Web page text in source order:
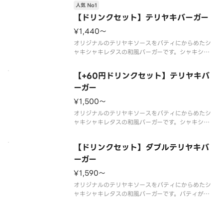
ます。※店舗によっては、期間内に販売を終了する
場合がございます。※食材の増減
【ドリンクセット】テリヤキバーガー
人気 No1
¥1,440〜
オリジナルのテリヤキソースをパティにからめたシ
ャキシャキレタスの和風バーガーです。シャキシャ
アレルゲン・主要原産地に関しては《モスバーガ
ー》のホームページをご覧下さい。※食材の増減
量・不使用等のご要望にはお応えいた
【+60円ドリンクセット】テリヤキバ
ーガー
¥1,500〜
オリジナルのテリヤキソースをパティにからめたシ
ャキシャキレタスの和風バーガーです。シャキシャ
ー》のホームページをご覧下さい。※食材の増減
量・不使用等のご要望にはお応えいた
【ドリンクセット】ダブルテリヤキバ
ーガー
¥1,590〜
オリジナルのテリヤキソースをパティにからめたシ
ャキシャキレタスの和風バーガーです。パティがダ